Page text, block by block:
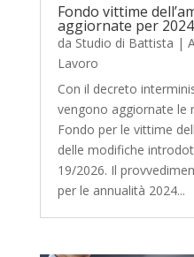
Fondo vittime
aggiornate per
da Studio di Battista |
Lavoro
Con il decreto
vengono aggiornate le
Fondo per le vittime
delle modifiche
19/2026. Il
per le annualità 2024...